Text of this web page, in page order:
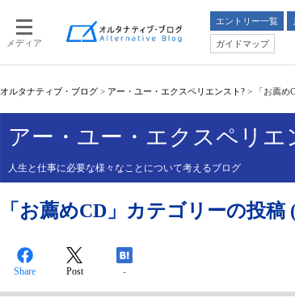
メディア
エントリー一覧
ガイドマップ
オルタナティブ・ブログ > アー・ユー・エクスペリエンスト? > 「お薦
アー・ユー・エクスペリエ
人生と仕事に必要な様々なことについて考えるブログ
「お薦めCD」カテゴリーの投稿
Share Post -